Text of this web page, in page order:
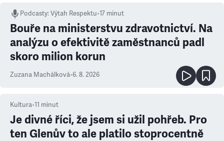
Podcasty:Výtah Respektu•17 minut
Bouře na ministerstvu zdravotnictví. Na
analýzu o efektivitě zaměstnanců padl
skoro milion korun
Zuzana Machálková•6. 8. 2026
Kultura•11 minut
Je divné říci, že jsem si užil pohřeb. Pro
ten Glenův to ale platilo stoprocentně